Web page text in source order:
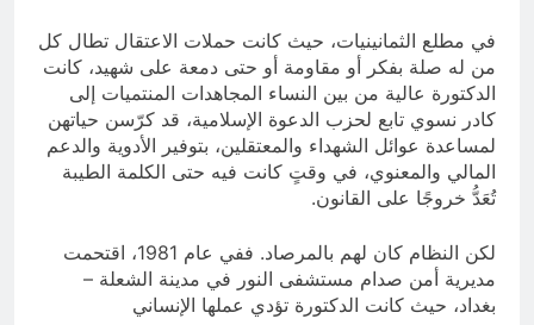
في مطلع الثمانينيات، حيث كانت حملات الاعتقال تطال كل
من له صلة بفكر أو مقاومة أو حتى دمعة على شهيد، كانت
الدكتورة عالية من بين النساء المجاهدات المنتميات إلى
كادر نسوي تابع لحزب الدعوة الإسلامية، قد كرّسن حياتهن
لمساعدة عوائل الشهداء والمعتقلين، بتوفير الأدوية والدعم
المالي والمعنوي، في وقتٍ كانت فيه حتى الكلمة الطيبة
تُعَدُّ خروجًا على القانون.
لكن النظام كان لهم بالمرصاد. ففي عام 1981، اقتحمت
مديرية أمن صدام مستشفى النور في مدينة الشعلة –
بغداد، حيث كانت الدكتورة تؤدي عملها الإنساني